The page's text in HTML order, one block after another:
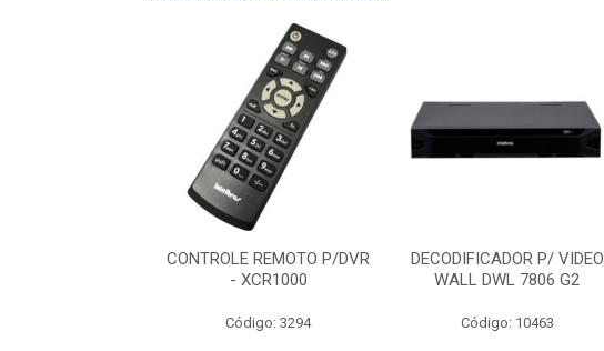
CONTROLE REMOTO P/DVR
- XCR1000
Código: 3294
DECODIFICADOR P/ VIDEO
WALL DWL 7806 G2
Código: 10463